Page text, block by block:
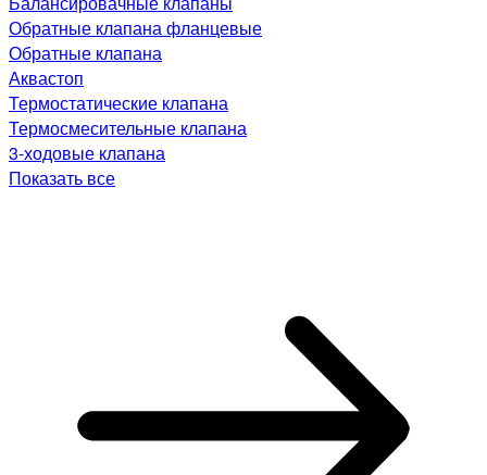
Обратные клапана фланцевые
Обратные клапана
Аквастоп
Термостатические клапана
Термосмесительные клапана
3-ходовые клапана
Показать все